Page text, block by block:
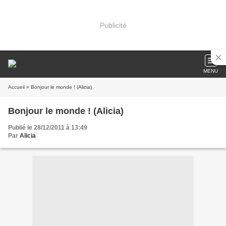
Publicité
MENU
Accueil » Bonjour le monde ! (Alicia)
Bonjour le monde ! (Alicia)
Publié le 28/12/2011 à 13:49
Par Alicia